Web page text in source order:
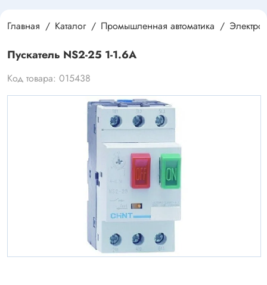
Главная Каталог Промышленная автоматика
Пускатель NS2-25 1-1.6A
Код товара: 015438